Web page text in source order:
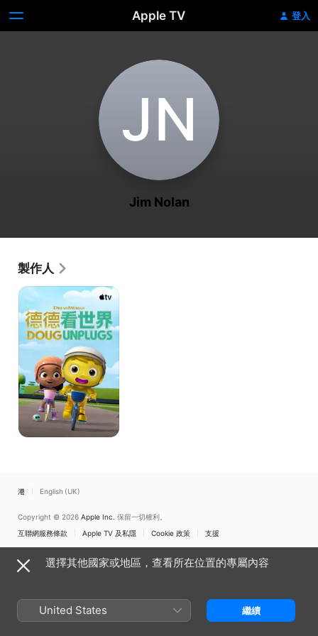
Apple TV 登入
J‌N
Jim Nolan
製作人
德
看
世
界
香港 English (UK)
Copyright © 2026 Apple Inc. 保留一切權利。
互聯網服務條款
Apple TV 及私隱 Cookie 政策 支援
選擇其他國家或地區，查看所在位置的專屬內容
United States 繼續